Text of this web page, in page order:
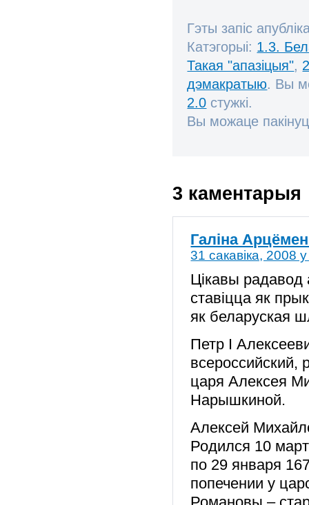
Гэты запіс
Катэгорыі: 1.3.
Такая "апазіцыя",
дэмакратыю. Вы
2.0 стужкі.
Вы можаце
3 каментарыя
Галіна
31 сакавіка, 2008
Цікавы радавод
ставіцца як
як беларуская
Петр I
всероссийский,
царя Алексея
Нарышкиной.
Алексей
Родился 10
по 29 января
попечении у